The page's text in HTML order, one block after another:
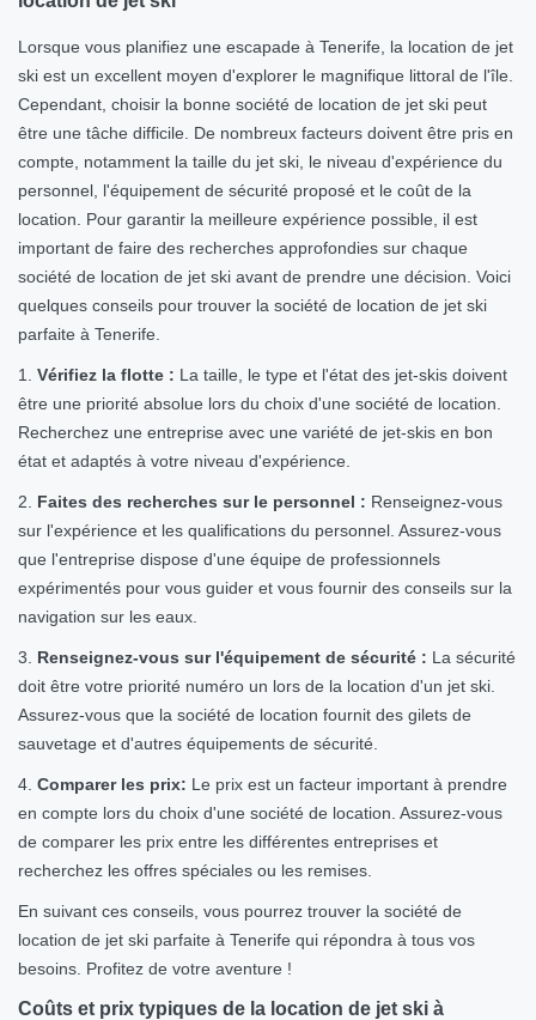
Lorsque vous planifiez une escapade à Tenerife, la location de jet
ski est un excellent moyen d'explorer le magnifique littoral de l'île.
Cependant, choisir la bonne société de location de jet ski peut
être une tâche difficile. De nombreux facteurs doivent être pris en
compte, notamment la taille du jet ski, le niveau d'expérience du
personnel, l'équipement de sécurité proposé et le coût de la
location. Pour garantir la meilleure expérience possible, il est
important de faire des recherches approfondies sur chaque
société de location de jet ski avant de prendre une décision. Voici
quelques conseils pour trouver la société de location de jet ski
parfaite à Tenerife.
1. Vérifiez la flotte : La taille, le type et l'état des jet-skis doivent
être une priorité absolue lors du choix d'une société de location.
Recherchez une entreprise avec une variété de jet-skis en bon
état et adaptés à votre niveau d'expérience.
2. Faites des recherches sur le personnel : Renseignez-vous
sur l'expérience et les qualifications du personnel. Assurez-vous
que l'entreprise dispose d'une équipe de professionnels
expérimentés pour vous guider et vous fournir des conseils sur la
navigation sur les eaux.
3. Renseignez-vous sur l'équipement de sécurité : La sécurité
doit être votre priorité numéro un lors de la location d'un jet ski.
Assurez-vous que la société de location fournit des gilets de
sauvetage et d'autres équipements de sécurité.
4. Comparer les prix: Le prix est un facteur important à prendre
en compte lors du choix d'une société de location. Assurez-vous
de comparer les prix entre les différentes entreprises et
recherchez les offres spéciales ou les remises.
En suivant ces conseils, vous pourrez trouver la société de
location de jet ski parfaite à Tenerife qui répondra à tous vos
besoins. Profitez de votre aventure !
Coûts et prix typiques de la location de jet ski à